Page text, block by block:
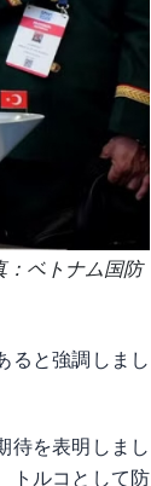
：ベトナム国防
ると強調しまし
待を表明しまし
トルコとして防